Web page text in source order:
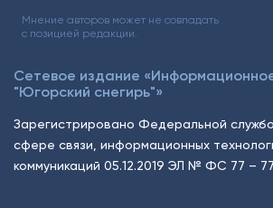
Мнение авторов может не совпадать
с позицией редакции.
Сетевое издание
"Югорский снегирь"»
Зарегистрировано Федеральной
сфере связи, информационных
коммуникаций 05.12.2019 ЭЛ № ФС 77 –